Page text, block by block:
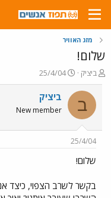
מזג האוויר
שלום!
פ
ו
ת
ח
ה
ש
א
ביציק
פ
ו
25/4/04
ב ביציק
New member
25/4/04
שלום!